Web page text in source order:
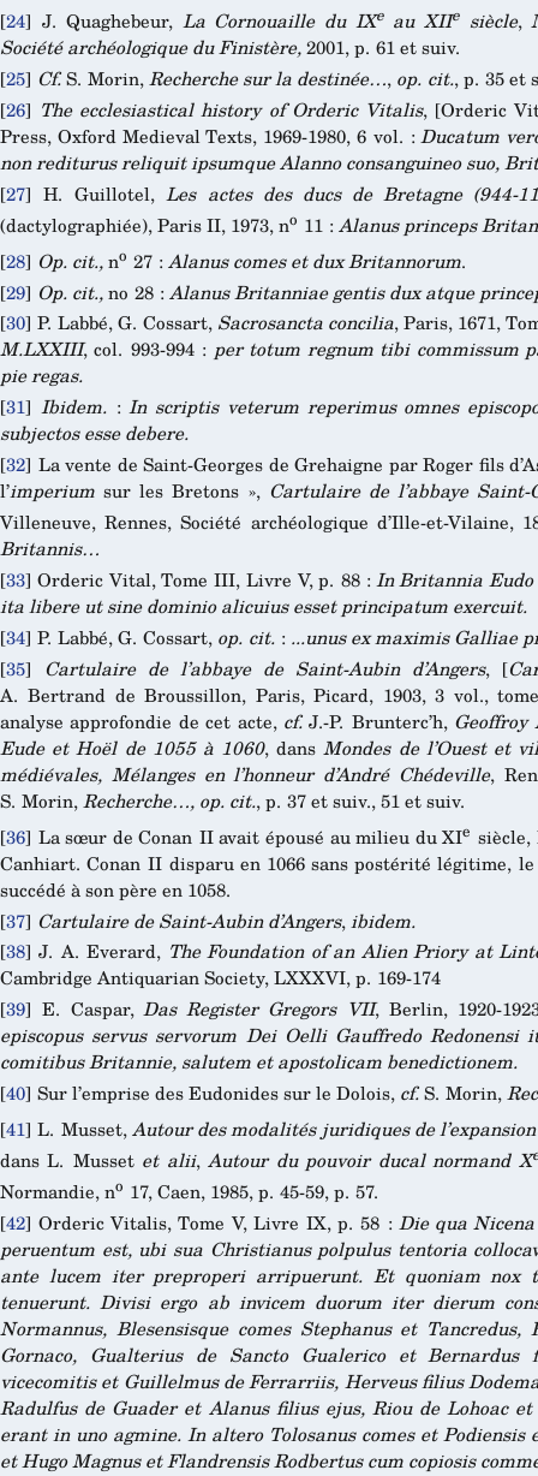
[24] J. Quaghebeur, La Cornouaille du IXeau XIIesiècle,
Société archéologique du Finistère,2001, p. 61 et suiv.
[25] Cf.S. Morin,Recherche sur la destinée…, op. cit., p. 35 et
[26] The ecclesiastical history of Orderic Vitalis, [Orderic
Press, Oxford Medieval Texts, 1969-1980, 6 vol. :Ducatum
non rediturus reliquit ipsumque Alanno consanguineo suo,
[27]H. Guillotel,Les actes des ducs de Bretagne (944-
(dactylographiée), Paris II, 1973, no 11 : Alanus princeps
[28] Op. cit.,no 27 : Alanus comes et dux Britannorum.
[29] Op. cit.,no 28 : Alanus Britanniae gentis dux atque
[30] P. Labbé, G. Cossart, Sacrosancta concilia, Paris, 1671,
M.LXXIII, col. 993-994 : per totum regnum tibi commissum
pie regas.
[31] Ibidem.:In scriptis veterum reperimus omnes
subjectos esse debere.
[32] La vente de Saint-Georges de Grehaigne par Roger fils
l’imperium sur les Bretons », Cartulaire de l’abbaye Saint-
Villeneuve, Rennes, Société archéologique d’Ille-et-Vilaine,
Britannis…
[33]Orderic Vital, Tome III, Livre V, p. 88 :In Britannia Eudo
ita libere ut sine dominio alicuius esset principatum exercuit.
[34] P. Labbé, G. Cossart, op. cit. : ...unus ex maximis Galliae
[35] Cartulaire de l’abbaye de Saint-Aubin d’Angers, [
A. Bertrand de Broussillon, Paris, Picard, 1903, 3 vol.,
analyse approfondie de cet acte, cf. J.-P. Brunterc’h, Geoffroy
Eude et Hoël de 1055 à 1060, dansMondes de l’Ouest et
médiévales, Mélanges en l’honneur d’André Chédeville,
S. Morin,Recherche…, op. cit., p. 37 et suiv., 51 et suiv.
[36] La sœur de Conan II avait épousé au milieu du XIe
Canhiart. Conan II disparu en 1066 sans postérité légitime,
succédé à son père en 1058.
[37] Cartulaire de Saint-Aubin d’Angers,ibidem.
[38]J. A. Everard, The Foundation of an Alien Priory at
Cambridge Antiquarian Society, LXXXVI, p. 169-174
[39] E. Caspar,Das Register Gregors VII, Berlin, 1920-
episcopus servus servorum Dei Oelli Gauffredo
comitibus Britannie, salutem et apostolicam benedictionem.
[40] Sur l’emprise des Eudonides sur le Dolois, cf.S. Morin,
[41]L. Musset,Autour des modalités juridiques de
dans L. Musset et alii,Autour du pouvoir ducal normand Xe
Normandie, no 17, Caen, 1985, p. 45-59, p. 57.
[42]Orderic Vitalis, Tome V, Livre IX, p. 58 : Die qua
peruentum est, ubi sua Christianus polpulus tentoria
ante lucem iter preproperi arripuerunt. Et quoniam nox
tenuerunt. Divisi ergo ab invicem duorum iter dierum
Normannus, Blesensisque comes Stephanus et
Gornaco, Gualterius de Sancto Gualerico et
vicecomitis et Guillelmus de Ferrarriis, Herveus filius
Radulfus de Guader et Alanus filius ejus, Riou de Lohoac
erant in uno agmine. In altero Tolosanus comes et Podiensis
et Hugo Magnus et Flandrensis Rodbertus cum copiosis